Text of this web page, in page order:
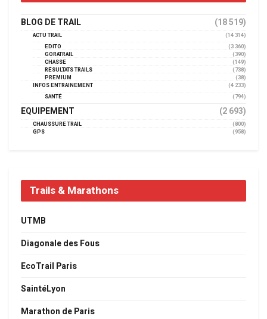
BLOG DE TRAIL (18 519)
ACTU TRAIL
(14 314)
EDITO
(3 360)
GORATRAIL
(390)
CHASSE
(149)
RÉSULTATS TRAILS
(738)
PREMIUM
(38)
INFOS ENTRAINEMENT
(4 233)
SANTÉ
(794)
EQUIPEMENT (2 693)
CHAUSSURE TRAIL
(800)
GPS
(958)
Trails & Marathons
UTMB
Diagonale des Fous
EcoTrail Paris
SaintéLyon
Marathon de Paris